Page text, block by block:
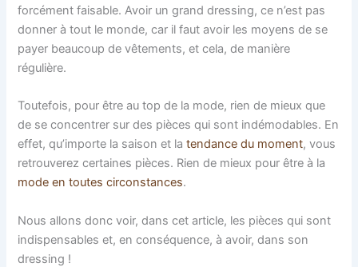
forcément faisable. Avoir un grand dressing, ce n’est pas
donner à tout le monde, car il faut avoir les moyens de se
payer beaucoup de vêtements, et cela, de manière
régulière.
Toutefois, pour être au top de la mode, rien de mieux que
de se concentrer sur des pièces qui sont indémodables. En
effet, qu’importe la saison et latendance du moment, vous
retrouverez certaines pièces. Rien de mieux pour être à la
mode en toutes circonstances.
Nous allons donc voir, dans cet article, les pièces qui sont
indispensables et, en conséquence, à avoir, dans son
dressing !